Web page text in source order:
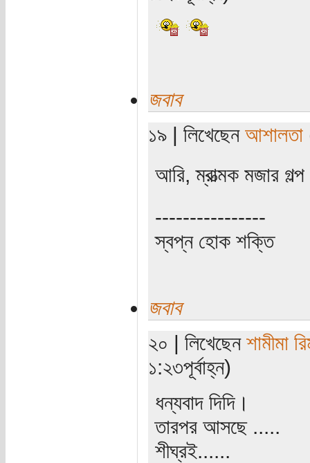
জবাব
১৯ | লিখেছেন আশালতা
আরি, ম্রাত্মক মজার
----------------
স্বপ্ন হোক শক্তি
জবাব
২০ | লিখেছেন শামীমা
১:২৩পূর্বাহ্ন)
ধন্যবাদ দিদি।
তারপর আসছে .....
শীঘ্রই......